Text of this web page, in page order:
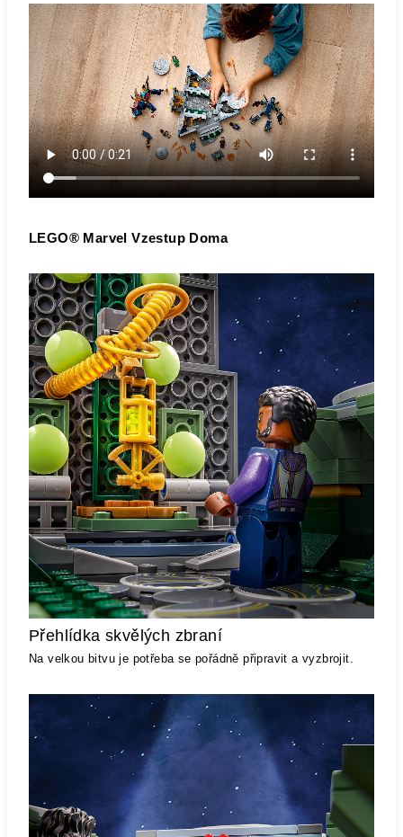
LEGO® Marvel Vzestup Doma
Přehlídka skvělých zbraní
Na velkou bitvu je potřeba se pořádně připravit a vyzbrojit.